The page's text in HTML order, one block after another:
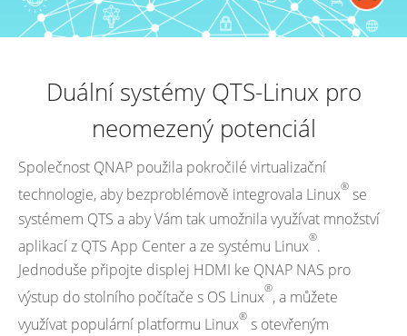
Duální systémy QTS-Linux pro
neomezený potenciál
Společnost QNAP použila pokročilé virtualizační
technologie, aby bezproblémově integrovala Linux® se
systémem QTS a aby Vám tak umožnila využívat množství
aplikací z QTS App Center a ze systému Linux®.
Jednoduše připojte displej HDMI ke QNAP NAS pro
výstup do stolního počítače s OS Linux®, a můžete
využívat populární platformu Linux® s otevřeným